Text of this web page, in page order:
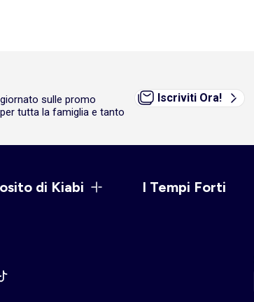
sulle promo
tutta la famiglia e tanto
Iscriviti Ora!
di Kiabi I Tempi Forti